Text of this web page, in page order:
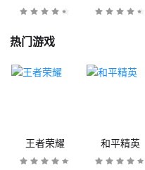
热门游戏
王者荣耀 和平精英